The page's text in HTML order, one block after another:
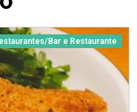
Bar e Restaurante